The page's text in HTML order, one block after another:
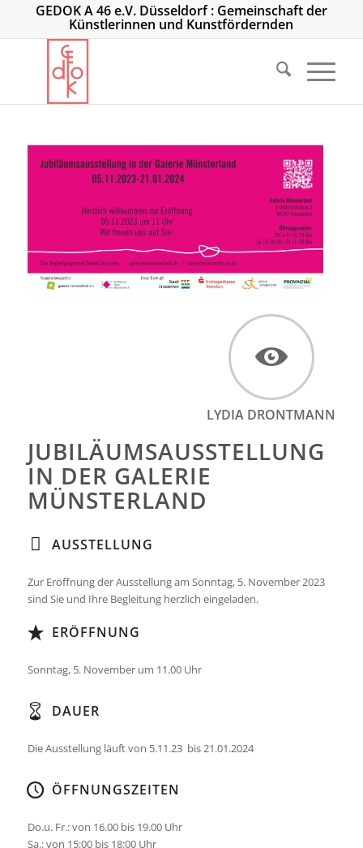
GEDOK A 46 e.V. Düsseldorf : Gemeinschaft der
Künstlerinnen und Kunstfördernden
LYDIA DRONTMANN
JUBILÄUMSAUSSTELLUNG
IN DER GALERIE
MÜNSTERLAND
AUSSTELLUNG
Zur Eröffnung der Ausstellung am Sonntag, 5. November 2023
sind Sie und Ihre Begleitung herzlich eingeladen.
ERÖFFNUNG
Sonntag, 5. November um 11.00 Uhr
DAUER
Die Ausstellung läuft von 5.11.23 bis 21.01.2024
ÖFFNUNGSZEITEN
Do.u. Fr.: von 16.00 bis 19.00 Uhr
Sa.: von 15:00 bis 18:00 Uhr